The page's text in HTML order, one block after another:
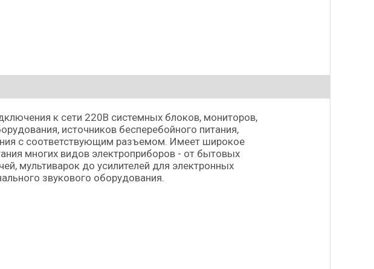
к сети 220В системных блоков, мониторов,
источников бесперебойного питания,
с соответствующим разъемом. Имеет широкое
многих видов электроприборов - от бытовых
мультиварок до усилителей для электронных
звукового оборудования.